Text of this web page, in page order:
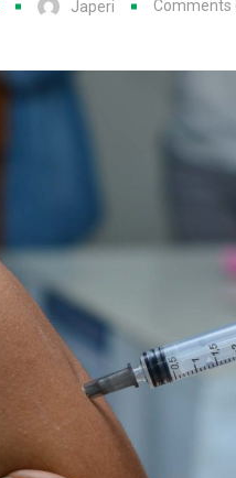
Japeri Comments